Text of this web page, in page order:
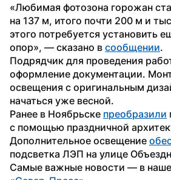
«Любимая фотозона горожан
на 137 м, итого почти 200 м и
этого потребуется установить
опор», — сказано в сообщении.
Подрядчик для проведения
оформление документации.
освещения с оригинальным
начаться уже весной.
Ранее в Ноябрьске преобразили
с помощью праздничной
Дополнительное освещение
подсветка ЛЭП на улице